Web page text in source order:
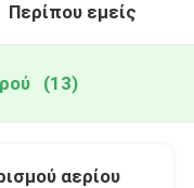
Περίπου εμείς
(13)
αερίου